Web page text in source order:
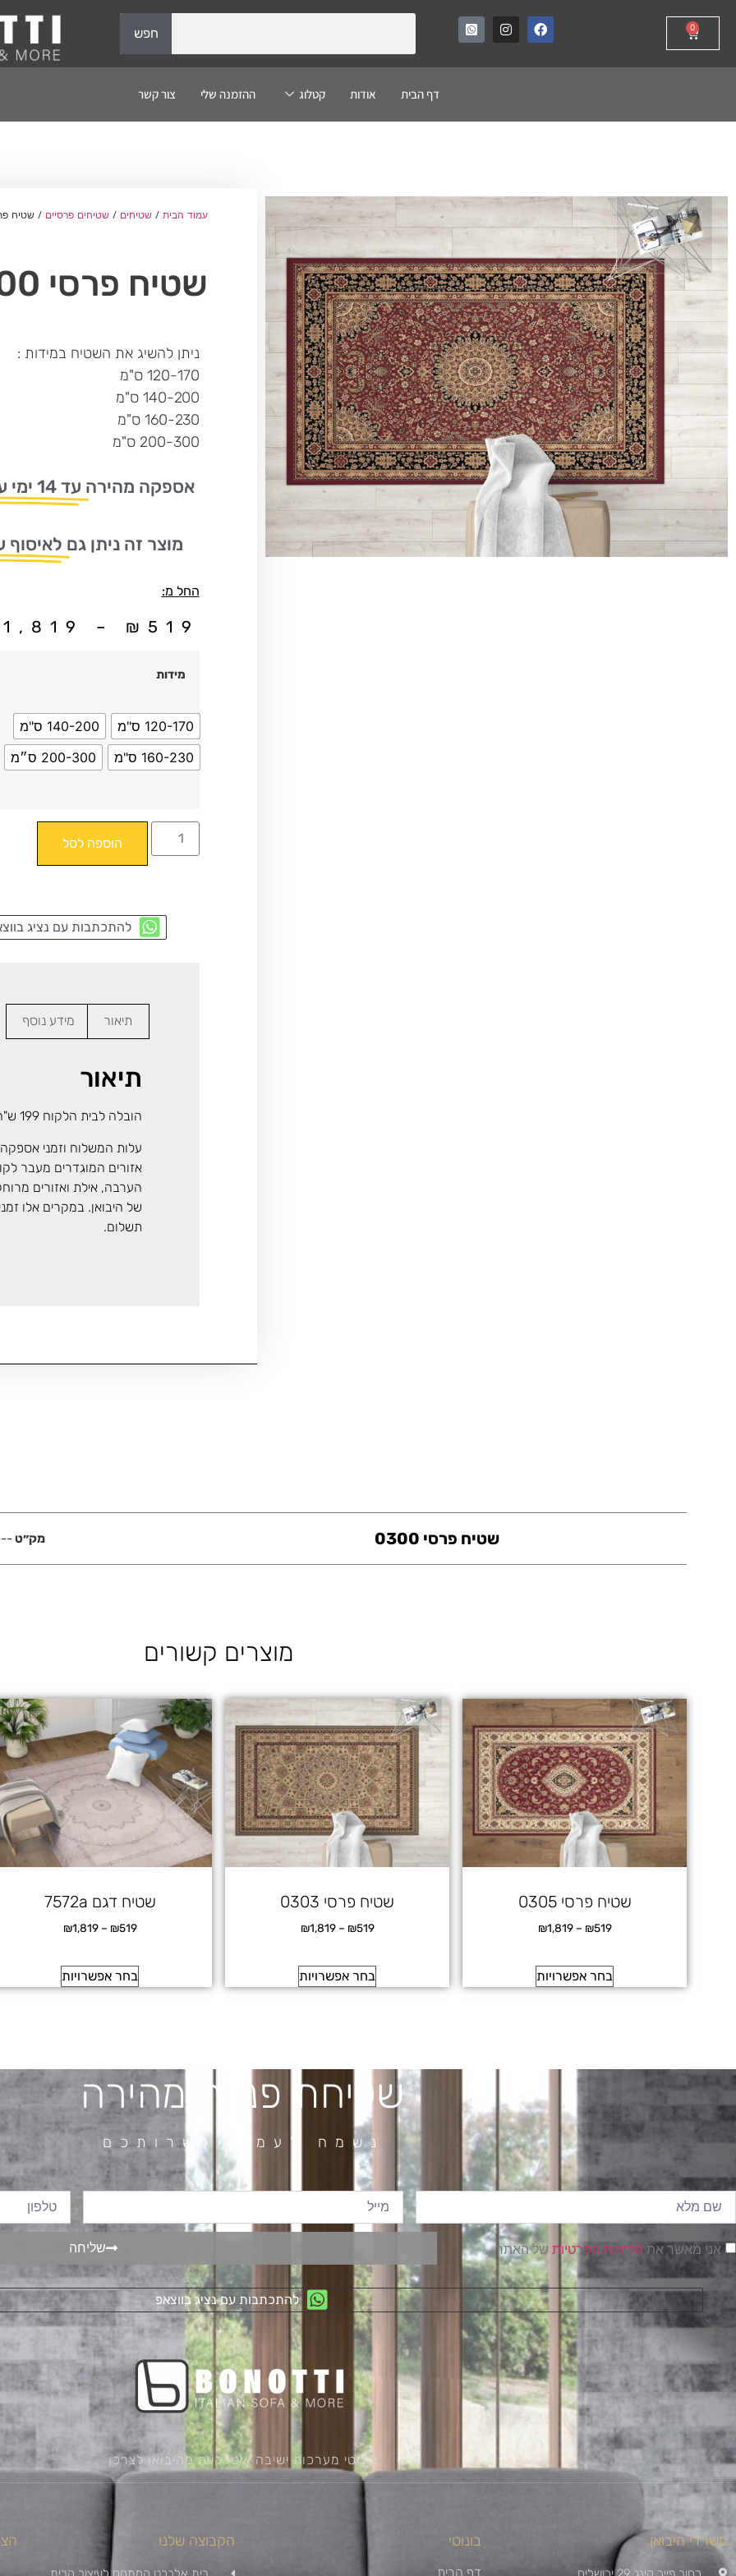
0 חפש
דף הבית אודות קטלוג ההזמנה שלי צור קשר
עמוד הבית /שטיחים /שטיחים פרסיים / שטיח פרסי
שטיח פרסי 0300
ניתן להשיג את השטיח במידות :
120-170 ס"מ
140-200 ס"מ
160-230 ס"מ
200-300 ס"מ
אספקה מהירה עד 14 ימי עסקים
מוצר זה ניתן גם לאיסוף
החל מ:
₪ 519
–
1,819
מידות
120-170 ס"מ
140-200 ס"מ
160-230 ס"מ
200-300 ס״מ
הוספה לסל
להתכתבות עם נציג
תיאור מידע נוסף
תיאור
הובלה לבית הלקוח 199 ש"ח
עלות המשלוח וזמני
אזורים המוגדרים מעבר
הערבה, אילת ואזורים
של היבואן. במקרים אלו
תשלום.
שטיח פרסי 0300 מק״ט
מוצרים קשורים
שטיח פרסי 0305
₪519
–
₪1,819
בחר אפשרויות
שטיח פרסי 0303
₪519
–
₪1,819
בחר אפשרויות
שטיח דגם 7572a
₪519
–
₪1,819
בחר אפשרויות
שליחת פנייה מהירה
נשמח לעמוד לשרותכם
אני מאשר את מדיניות הפרטיות של האתר שליחה
להתכתבות עם נציג בווצאפ
בונוטי מערכות ישיבה איטלקיות מהיבואן לצרכן
משרדי היבואן בונוטי
דף הבית
הקבוצה שלנו